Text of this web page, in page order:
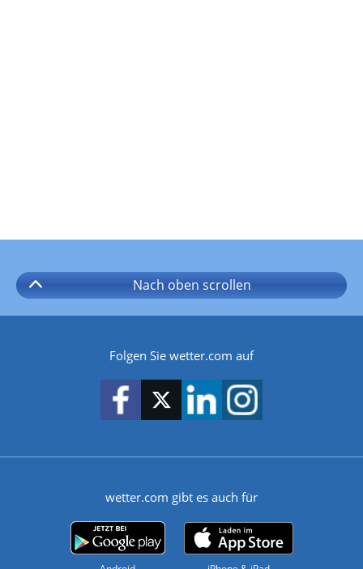
Nach oben scrollen
Folgen Sie wetter.com auf
wetter.com gibt es auch für